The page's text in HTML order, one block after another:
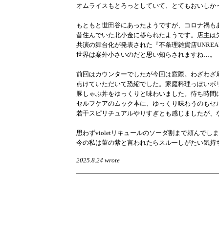
オムライスもとろっとしていて、とてもおいしか
もともと世田谷にあったようですが、コロナ禍も
昔住んでいた北小金に移られたようです。店主
共演の舞台化が発表された『不条理雑貨店
世界は案外小さいのだと思い知らされますね…。
前回はカウンターでしたが今回は窓際。わざわざ
点けていただいて恐縮でした。家庭料理っぽいボ
豚しゃぶ丼をゆっくりと味わいました。待ち時
セルフケアのムック本に、ゆっくり味わうのも
若干スピリチュアルやりすぎとも感じましたが
思わずvioletリキュールのソーダ割まで頼んでし
今の私は菫の紫と言われたらスルーしがたい気持
2025.8.24 wrote